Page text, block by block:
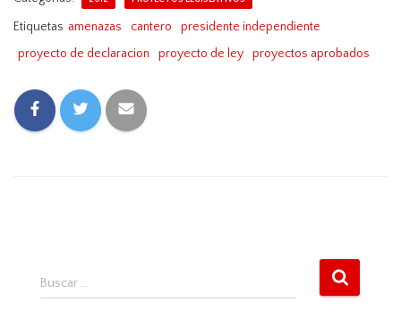
Etiquetas amenazas cantero
presidente independiente
proyecto de declaracion
proyecto de ley proyectos aprobados
B
Buscar …